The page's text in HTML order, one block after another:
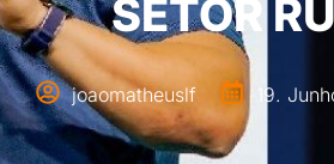
SETOR
joaomatheuslf 19.